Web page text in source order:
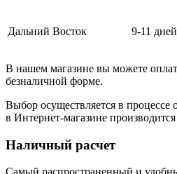
Дальний Восток 9-11 дней
В нашем магазине вы можете
безналичной форме.
Выбор осуществляется в процессе
в Интернет-магазине
Наличный расчет